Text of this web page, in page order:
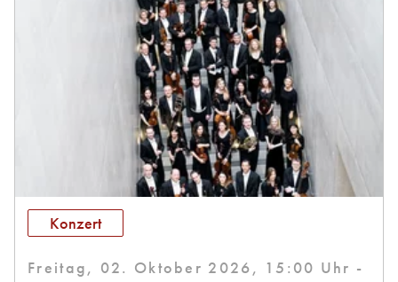
Konzert
Freitag, 02. Oktober 2026, 15:00 Uhr -